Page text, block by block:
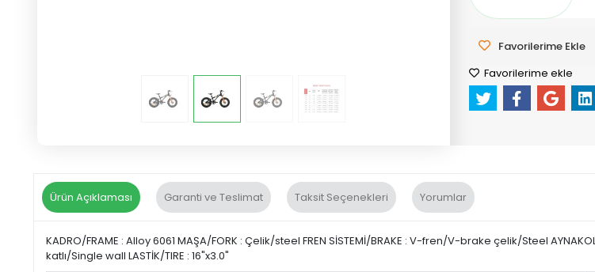
Favorilerime Ekle
Favorilerime ekle
Ürün Açıklaması Garanti ve Teslimat Taksit Seçenekleri Yorumlar
KADRO/FRAME : Alloy 6061 MAŞA/FORK : Çelik/steel FREN SİSTEMİ/BRAKE : V-fren/V-brake çelik/Steel
katlı/Single wall LASTİK/TIRE : 16"x3.0"